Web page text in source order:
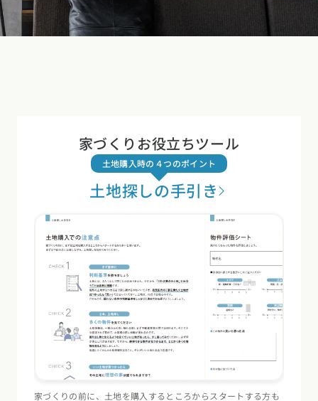
家づくりお役立ちツール
土地購入時の４つのポイント
土地探しの手引き
家づくりの前に、土地を購入するところからスタートする方も